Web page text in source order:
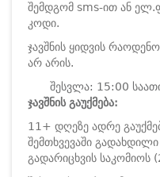
შემდგომ sms-ით ან
კოდი.
ჯავშნის ყიდვის
არ არის.
შესვლა: 15:00
ჯავშნის გაუქმება:
11+ დღეზე ადრე
შემთხვევაში
გადარიცხვის საკომიოს